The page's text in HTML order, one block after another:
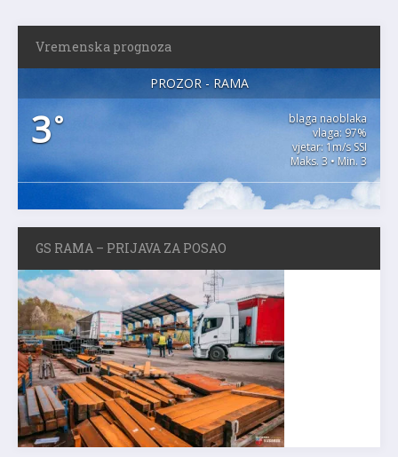
Vremenska prognoza
PROZOR - RAMA
3°
blaga naoblaka
vlaga: 97%
vjetar: 1m/s SSI
Maks. 3 • Min. 3
GS RAMA – PRIJAVA ZA POSAO